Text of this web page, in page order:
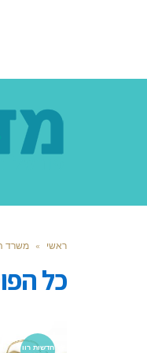
ראשי » משרד
כל
חדשות רוו